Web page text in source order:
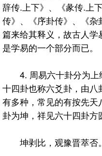
辞传.上下》、《彖传.上
传》、《序卦传》、《
篇来给其释义，故古人学
是学易的一个部分而已。
4. 周易六十卦分为上
十四卦也称六爻卦，由
有多种，常见的有按先
卦为坤，祥见六十四卦方
坤剥比，观豫晋萃否。